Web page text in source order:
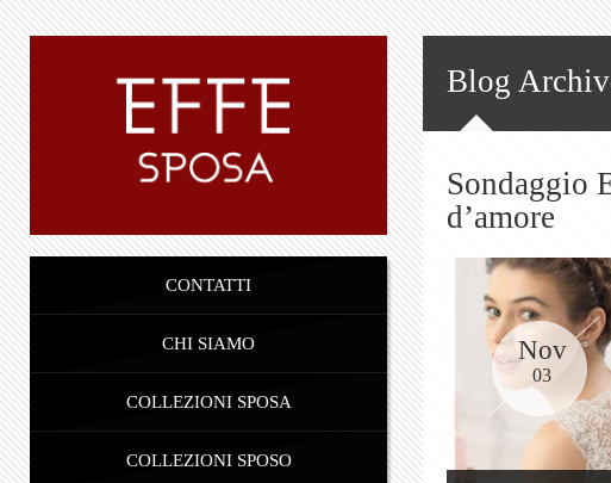
CONTATTI
CHI SIAMO
COLLEZIONI SPOSA
COLLEZIONI SPOSO
Blog
Sondaggio
d’amore
Nov
03